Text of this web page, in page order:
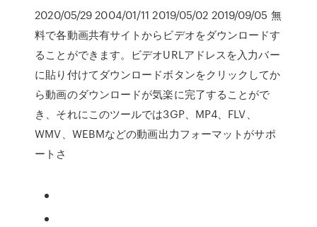
2020/05/29 2004/01/11 2019/05/02 2019/09/05 無
料で各動画共有サイトからビデオをダウンロードす
ることができます。ビデオURLアドレスを入力バー
に貼り付けてダウンロードボタンをクリックしてか
ら動画のダウンロードが気楽に完了することがで
き、それにこのツールでは3GP、MP4、FLV、
WMV、WEBMなどの動画出力フォーマットがサポ
ートさ